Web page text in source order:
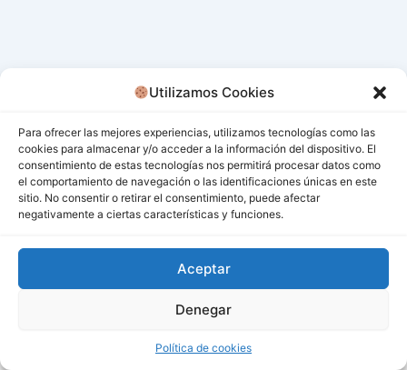
Utilizamos Cookies
Para ofrecer las mejores experiencias, utilizamos tecnologías como las
cookies para almacenar y/o acceder a la información del dispositivo. El
consentimiento de estas tecnologías nos permitirá procesar datos como
el comportamiento de navegación o las identificaciones únicas en este
sitio. No consentir o retirar el consentimiento, puede afectar
negativamente a ciertas características y funciones.
Aceptar
Denegar
Política de cookies
Todos los derechos © 2026 San Miguel De Los Bancos |